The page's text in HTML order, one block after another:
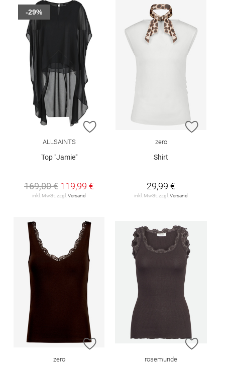
ZUR WUNSCHLISTE HINZUFÜGEN
ALLSAINTS
Top "Jamie"
169,00 € 119,99 €
inkl. MwSt. zzgl. Versand
-29%
ZUR
zero
Shirt
29,99 €
inkl. MwSt. zzgl. Versand
ZUR WUNSCHLISTE HINZUFÜGEN
zero
ZUR
rosemunde